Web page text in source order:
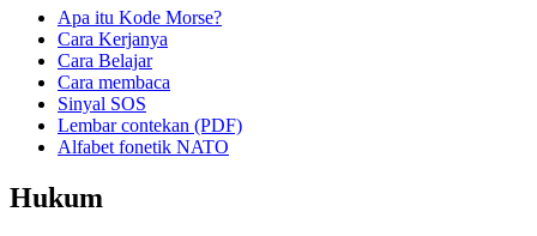
Apa itu Kode Morse?
Cara Kerjanya
Cara Belajar
Cara membaca
Sinyal SOS
Lembar contekan (PDF)
Alfabet fonetik NATO
Hukum